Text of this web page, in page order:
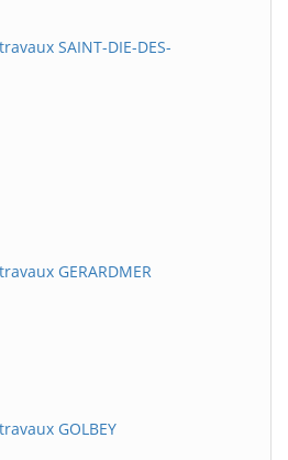
SAINT-DIE-DES-
GERARDMER
GOLBEY